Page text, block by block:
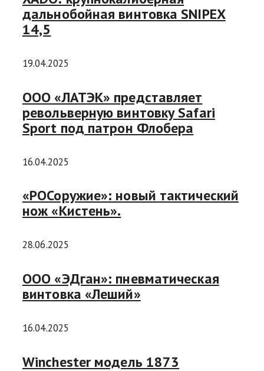
дальнобойная винтовка SNIPEX
14,5
19.04.2025
ООО «ЛАТЭК» представляет
револьверную винтовку Safari
Sport под патрон Флобера
16.04.2025
«РОСоружие»: новый тактический
нож «Кистень».
28.06.2025
ООО «ЭДган»: пневматическая
винтовка «Леший»
16.04.2025
Winchester модель 1873